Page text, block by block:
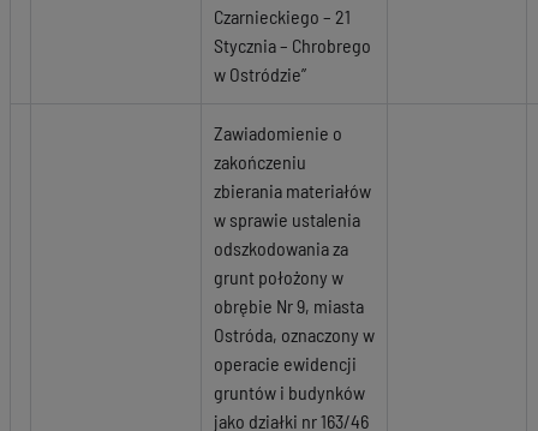
Czarnieckiego – 21
Stycznia – Chrobrego
w Ostródzie”
Zawiadomienie o
zakończeniu
zbierania materiałów
w sprawie ustalenia
odszkodowania za
grunt położony w
obrębie Nr 9, miasta
Ostróda, oznaczony w
operacie ewidencji
gruntów i budynków
jako działki nr 163/46